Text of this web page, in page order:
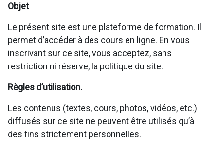
Objet
Le présent site est une plateforme de formation. Il
permet d’accéder à des cours en ligne. En vous
inscrivant sur ce site, vous acceptez, sans
restriction ni réserve, la politique du site.
Règles d’utilisation.
Les contenus (textes, cours, photos, vidéos, etc.)
diffusés sur ce site ne peuvent être utilisés qu’à
des fins strictement personnelles.